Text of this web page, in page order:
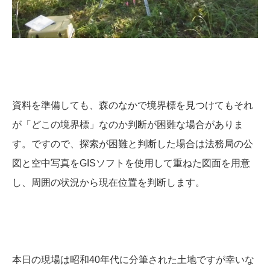
資料を準備しても、森のなかで境界標を見つけてもそれ
が「どこの境界標」なのか判断が困難な場合がありま
す。ですので、探索が困難と判断した場合は法務局の公
図と空中写真をGISソフトを使用して重ねた図面を用意
し、周囲の状況から現在位置を判断します。
本日の現場は昭和40年代に分筆された土地ですが幸いな